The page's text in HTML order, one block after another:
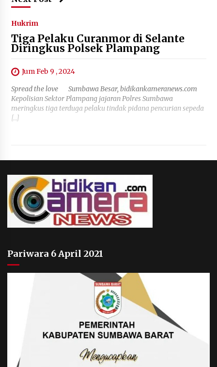
Hukrim
Tiga Pelaku Curanmor di Selante
Diringkus Polsek Plampang
Jum Feb 9 , 2024
Spread the love Sumbawa Besar, bidikankameranews.com
Kepolisian Sektor Plampang jajaran Polres Sumbawa
meringkus tiga terduga pelaku tindak pidana pencurian sepeda
[…]
Pariwara 6 April 2021